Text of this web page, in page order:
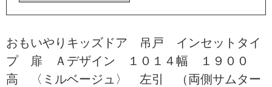
おもいやりキッズドア 吊戸 インセットタイ
プ 扉 Ａデザイン １０１４幅 １９００
高 〈ミルベージュ〉 左引 （両側サムター